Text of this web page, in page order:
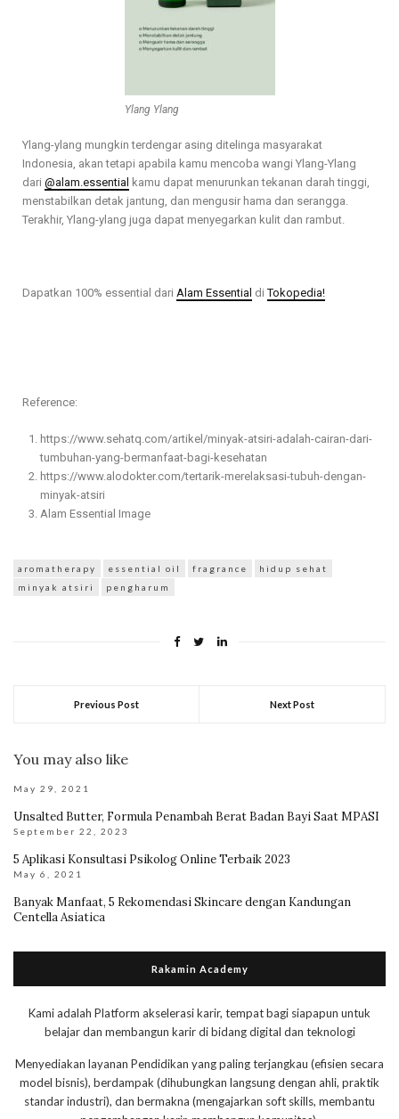
Ylang Ylang
Ylang-ylang mungkin terdengar asing ditelinga masyarakat
Indonesia, akan tetapi apabila kamu mencoba wangi Ylang-Ylang
dari @alam.essential kamu dapat menurunkan tekanan darah tinggi,
menstabilkan detak jantung, dan mengusir hama dan serangga.
Terakhir, Ylang-ylang juga dapat menyegarkan kulit dan rambut.
Dapatkan 100% essential dari Alam Essential diTokopedia!
Reference:
https://www.sehatq.com/artikel/minyak-atsiri-adalah-cairan-dari-
tumbuhan-yang-bermanfaat-bagi-kesehatan
https://www.alodokter.com/tertarik-merelaksasi-tubuh-dengan-
minyak-atsiri
Alam Essential Image
aromatherapy essential oil fragrance
hidup sehat
minyak atsiri
pengharum
Previous Post Next Post
You may also like
May 29, 2021
Unsalted Butter, Formula Penambah Berat Badan Bayi Saat MPASI
September 22, 2023
5 Aplikasi Konsultasi Psikolog Online Terbaik 2023
May 6, 2021
Banyak Manfaat, 5 Rekomendasi Skincare dengan Kandungan
Centella Asiatica
Rakamin Academy
Kami adalah Platform akselerasi karir, tempat bagi siapapun untuk
belajar dan membangun karir di bidang digital dan teknologi
Menyediakan layanan Pendidikan yang paling terjangkau (efisien secara
model bisnis), berdampak (dihubungkan langsung dengan ahli, praktik
standar industri), dan bermakna (mengajarkan soft skills, membantu